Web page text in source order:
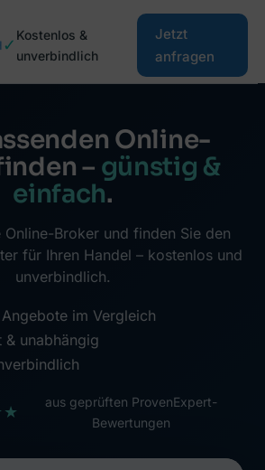
✓
Kostenlos &
unverbindlich
Jetzt
anfragen
Online-
– günstig &
einfach.
Online-Broker und finden Sie den
für Ihren Handel – kostenlos und
unverbindlich.
im Vergleich
& unabhängig
aus geprüften ProvenExpert-
Bewertungen